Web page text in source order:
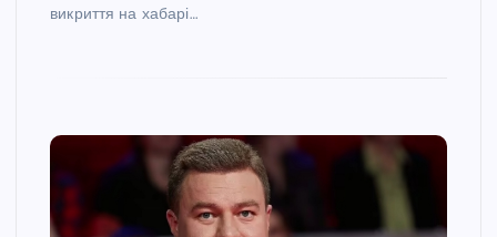
викриття на хабарі…